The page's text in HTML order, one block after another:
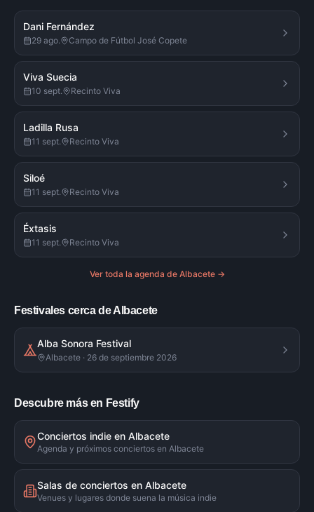
Dani Fernández
29 ago. Campo de Fútbol José Copete
Viva Suecia
10 sept. Recinto Viva
Ladilla Rusa
11 sept. Recinto Viva
Siloé
11 sept. Recinto Viva
Éxtasis
11 sept. Recinto Viva
Ver toda la agenda de Albacete→
Festivales cerca de Albacete
Alba Sonora Festival
Albacete · 26 de septiembre 2026
Descubre más en Festify
Conciertos indie en Albacete
Agenda y próximos conciertos en Albacete
Salas de conciertos en Albacete
Venues y lugares donde suena la música indie